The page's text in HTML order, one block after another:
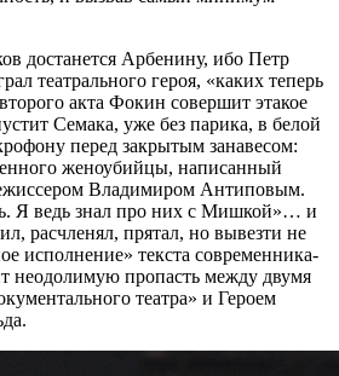
достанется Арбенину, ибо Петр
театрального героя, «каких теперь
акта Фокин совершит этакое
Семака, уже без парика, в белой
перед закрытым занавесом:
женоубийцы, написанный
Владимиром Антиповым.
Я ведь знал про них с Мишкой»… и
расчленял, прятал, но вывезти не
исполнение» текста современника-
неодолимую пропасть между двумя
театра» и Героем